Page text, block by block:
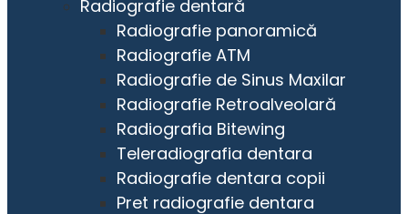
Radiografie dentară
Radiografie panoramică
Radiografie ATM
Radiografie de Sinus Maxilar
Radiografie Retroalveolară
Radiografia Bitewing
Teleradiografia dentara
Radiografie dentara copii
Pret radiografie dentara